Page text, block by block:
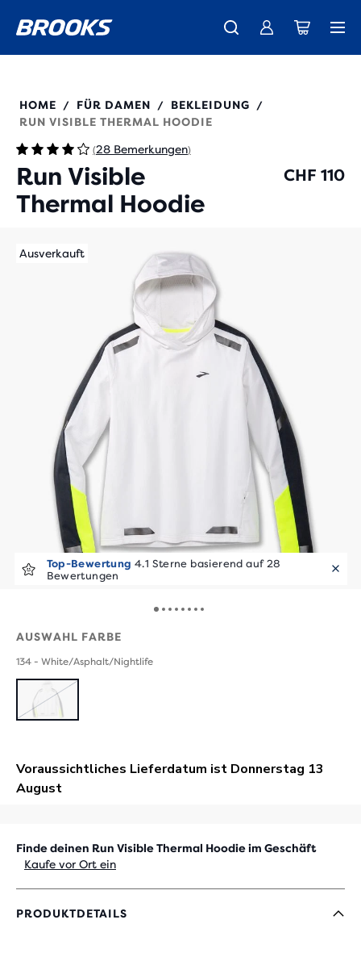
Kostenloser Versand für alle Bestellungen über CHF 100
Der brandneue Ghost Amp ist da - Shop Damen Herren
Wir präsentieren die neue Cascadia Kollektion - Jetzt kaufen
221559
HOME / FÜR DAMEN / BEKLEIDUNG
/
RUN VISIBLE THERMAL HOODIE
(28 Bemerkungen)
Run Visible
Thermal Hoodie
CHF 110
Top-Bewertung 4.1 Sterne basierend auf 28
Bewertungen
Ausverkauft
AUSWAHL FARBE
134 - White/Asphalt/Nightlife
AUSVERKAUFT
Finde deinen Run Visible Thermal Hoodie im Geschäft
Kaufe vor Ort ein
PRODUKTDETAILS